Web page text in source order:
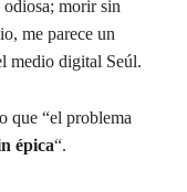
morir sin
me parece un
medio digital Seúl.
que “el problema
épica“.